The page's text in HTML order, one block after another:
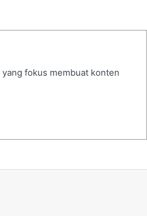
fokus membuat konten